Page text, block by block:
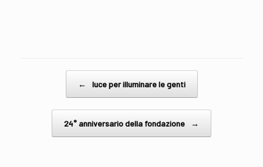
← luce per illuminare le genti
24° anniversario della fondazione →